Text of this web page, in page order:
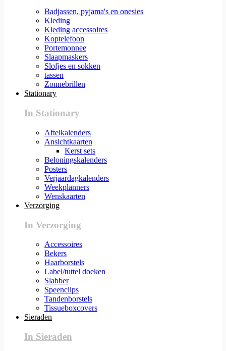
Badjassen, pyjama's en onesies
Kleding
Kleding accessoires
Koptelefoon
Portemonnee
Slaapmaskers
Slofjes en sokken
tassen
Zonnebrillen
Stationary
In Stationary
Aftelkalenders
Ansichtkaarten
Kerst sets
Beloningskalenders
Posters
Verjaardagkalenders
Weekplanners
Wenskaarten
Verzorging
In Verzorging
Accessoires
Bekers
Haarborstels
Label/tuttel doeken
Slabber
Speenclips
Tandenborstels
Tissueboxcovers
Sieraden
In Sieraden